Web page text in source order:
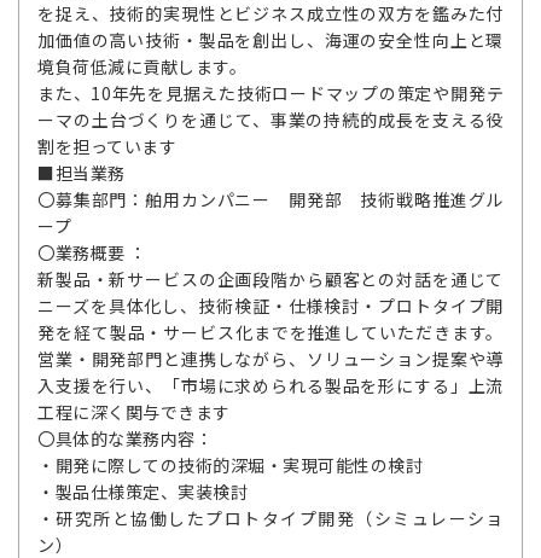
を捉え、技術的実現性とビジネス成立性の双方を鑑みた付
加価値の高い技術・製品を創出し、海運の安全性向上と環
境負荷低減に貢献します。
また、10年先を見据えた技術ロードマップの策定や開発テ
ーマの土台づくりを通じて、事業の持続的成長を支える役
割を担っています
■担当業務
〇募集部門：舶用カンパニー 開発部 技術戦略推進グル
ープ
〇業務概要 ：
新製品・新サービスの企画段階から顧客との対話を通じて
ニーズを具体化し、技術検証・仕様検討・プロトタイプ開
発を経て製品・サービス化までを推進していただきます。
営業・開発部門と連携しながら、ソリューション提案や導
入支援を行い、「市場に求められる製品を形にする」上流
工程に深く関与できます
〇具体的な業務内容：
・開発に際しての技術的深堀・実現可能性の検討
・製品仕様策定、実装検討
・研究所と協働したプロトタイプ開発（シミュレーショ
ン）